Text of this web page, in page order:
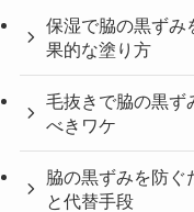
保湿で脇の黒ずみ
果的な塗り方
毛抜きで脇の黒
べきワケ
脇の黒ずみを防ぐ
と代替手段